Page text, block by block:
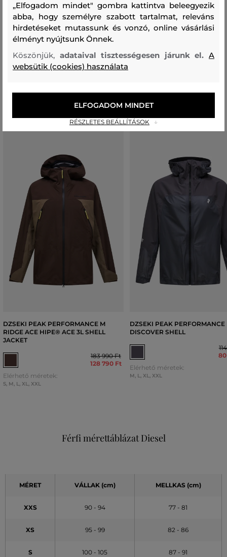
Összetétel
felső anyag
NEJLON
100 %
Ajánlott termékek
DZSEKI PEAK PERFORMANCE M
RIDGE ACE HIPE® ACE 3L SHELL
JACKET
183 990 Ft
128 790 Ft
Elérhető méretek:
S M L XL XXL
DZSEKI PEAK PERFORMANCE
DISCOVER SHELL
Elérhető méretek:
M L XL XXL
Férfi mérettáblázat Diesel
MÉRET VÁLLAK (cm) MELLKAS (cm)
XXS 90 - 94 77 - 81
XS 95 - 99 82 - 86
S 100 - 105 87 - 91
„Elfogadom mindet" gombra kattintva beleegyezik
abba, hogy személyre szabott tartalmat, releváns
hirdetéseket mutassunk és vonzó, online vásárlási
élményt nyújtsunk Önnek.
Köszönjük, adataival tisztességesen járunk el.A
websütik (cookies) használata
RÉSZLETES BEÁLLÍTÁSOK
ELFOGADOM MINDET